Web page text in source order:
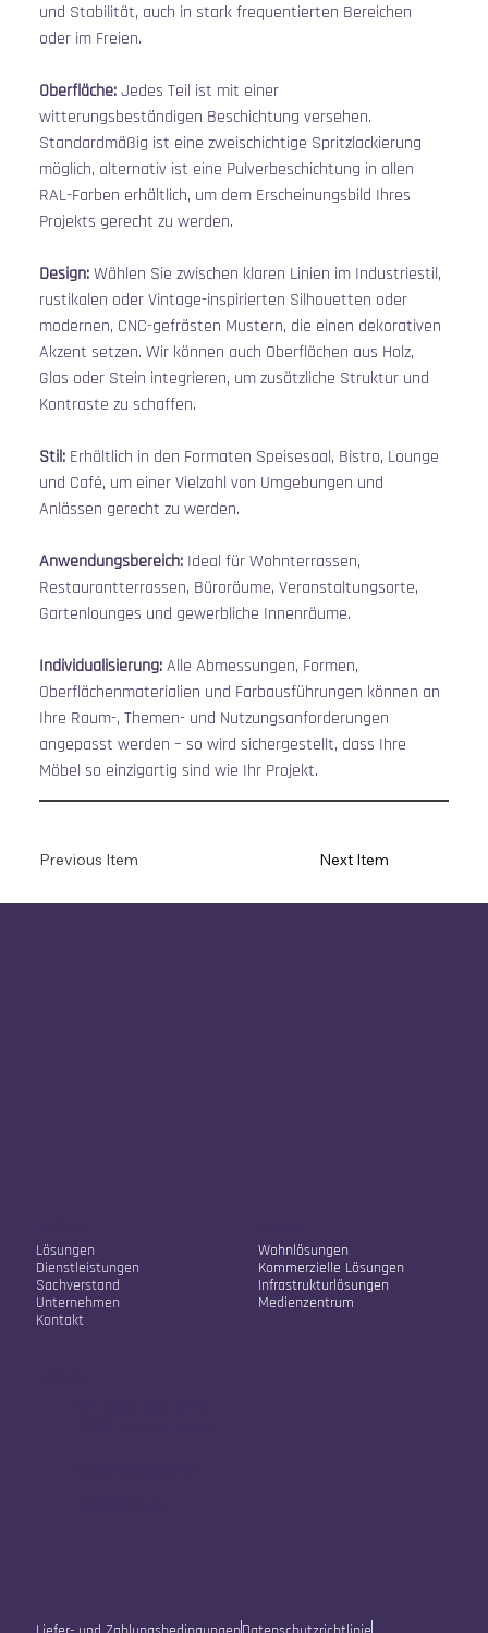
und Stabilität, auch in stark frequentierten Bereichen
oder im Freien.
Oberfläche: Jedes Teil ist mit einer
witterungsbeständigen Beschichtung versehen.
Standardmäßig ist eine zweischichtige Spritzlackierung
möglich, alternativ ist eine Pulverbeschichtung in allen
RAL-Farben erhältlich, um dem Erscheinungsbild Ihres
Projekts gerecht zu werden.
Design: Wählen Sie zwischen klaren Linien im Industriestil,
rustikalen oder Vintage-inspirierten Silhouetten oder
modernen, CNC-gefrästen Mustern, die einen dekorativen
Akzent setzen. Wir können auch Oberflächen aus Holz,
Glas oder Stein integrieren, um zusätzliche Struktur und
Kontraste zu schaffen.
Stil: Erhältlich in den Formaten Speisesaal, Bistro, Lounge
und Café, um einer Vielzahl von Umgebungen und
Anlässen gerecht zu werden.
Anwendungsbereich: Ideal für Wohnterrassen,
Restaurantterrassen, Büroräume, Veranstaltungsorte,
Gartenlounges und gewerbliche Innenräume.
Individualisierung: Alle Abmessungen, Formen,
Oberflächenmaterialien und Farbausführungen können an
Ihre Raum-, Themen- und Nutzungsanforderungen
angepasst werden – so wird sichergestellt, dass Ihre
Möbel so einzigartig sind wie Ihr Projekt.
Next Item
Previous Item
Lösungen
Dienstleistungen
Sachverstand
Unternehmen
Kontakt
Wohnlösungen
Kommerzielle Lösungen
Infrastrukturlösungen
Medienzentrum